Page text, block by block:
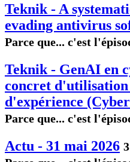
Teknik - A
evading antivirus
Parce que... c'est
Teknik - GenAI en
concret
d'expérience
Parce que... c'est
Actu - 31 mai 2026